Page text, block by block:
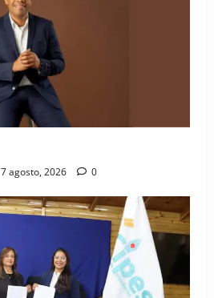
7 agosto, 2026 0